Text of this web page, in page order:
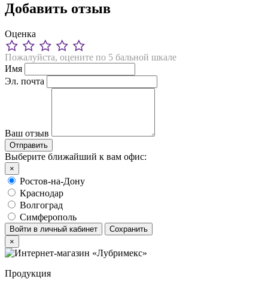
Добавить отзыв
Оценка
Пожалуйста, оцените по 5 бальной шкале
Имя
Эл. почта
Ваш отзыв
Выберите ближайший к вам офис:
×
Ростов-на-Дону
Краснодар
Волгоград
Симферополь
Войти в личный кабинет
Сохранить
×
Продукция